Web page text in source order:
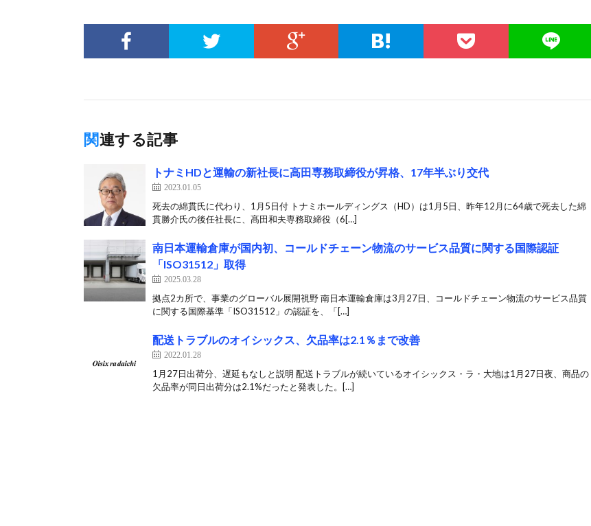
関連する記事
トナミHDと運輸の新社長に高田専務取締役が昇格、17年半ぶり交代
2023.01.05
死去の綿貫氏に代わり、1月5日付 トナミホールディングス（HD）は1月5日、昨年12月に64歳で死去した綿
貫勝介氏の後任社長に、髙田和夫専務取締役（6[…]
南日本運輸倉庫が国内初、コールドチェーン物流のサービス品質に関する国際認証
「ISO31512」取得
2025.03.28
拠点2カ所で、事業のグローバル展開視野 南日本運輸倉庫は3月27日、コールドチェーン物流のサービス品質
に関する国際基準「ISO31512」の認証を、「[…]
配送トラブルのオイシックス、欠品率は2.1％まで改善
2022.01.28
1月27日出荷分、遅延もなしと説明 配送トラブルが続いているオイシックス・ラ・大地は1月27日夜、商品の
欠品率が同日出荷分は2.1%だったと発表した。[…]